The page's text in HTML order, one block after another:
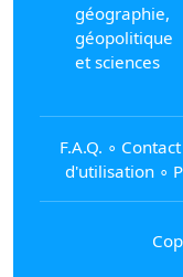
géographie,
géopolitique
et sciences
F.A.Q. ∘ Contact
d'utilisation∘